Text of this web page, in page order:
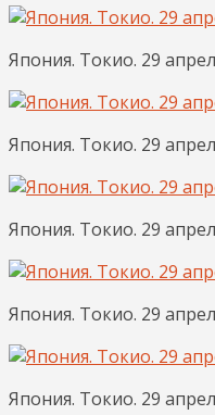
Япония. Токио. 29
Япония. Токио. 29
Япония. Токио. 29
Япония. Токио. 29
Япония. Токио. 29